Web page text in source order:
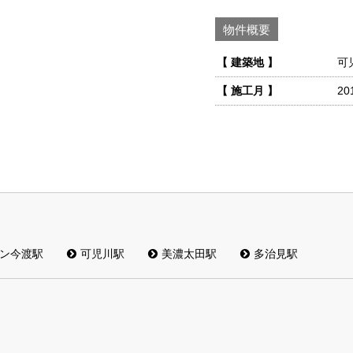
物件概要
【 建築地 】 可
【 施工月 】
今渡駅 可児川駅 美濃太田駅 多治見駅